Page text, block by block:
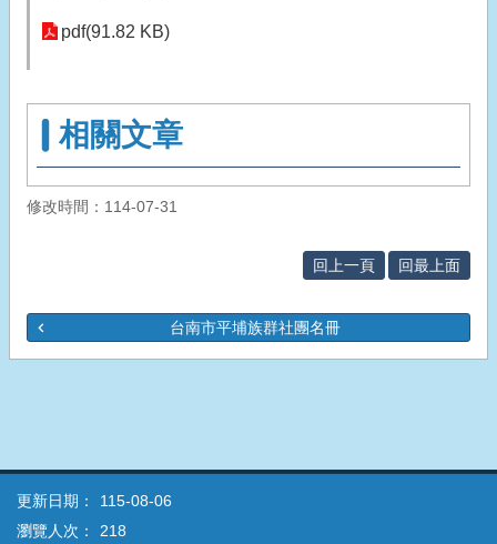
pdf(91.82 KB)
相關文章
修改時間：114-07-31
回上一頁 回最上面
台南市平埔族群社團名冊
更新日期：
115-08-06
瀏覽人次：
218